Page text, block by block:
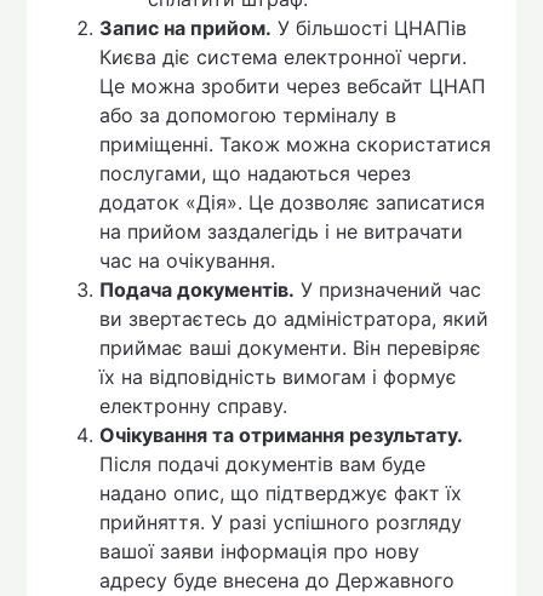
Запис на прийом. У більшості ЦНАПів
Києва діє система електронної черги.
Це можна зробити через вебсайт ЦНАП
або за допомогою терміналу в
приміщенні. Також можна скористатися
послугами, що надаються через
додаток «Дія». Це дозволяє записатися
на прийом заздалегідь і не витрачати
час на очікування.
Подача документів. У призначений час
ви звертаєтесь до адміністратора, який
приймає ваші документи. Він перевіряє
їх на відповідність вимогам і формує
електронну справу.
Очікування та отримання результату.
Після подачі документів вам буде
надано опис, що підтверджує факт їх
прийняття. У разі успішного розгляду
вашої заяви інформація про нову
адресу буде внесена до Державного